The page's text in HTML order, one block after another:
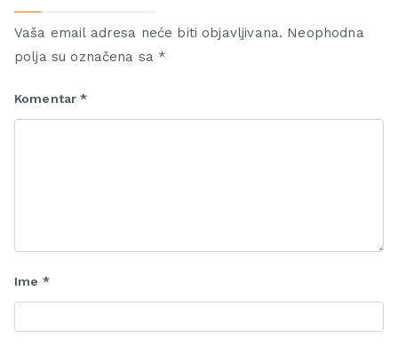
Vaša email adresa neće biti objavljivana. Neophodna
polja su označena sa *
Komentar*
Ime *